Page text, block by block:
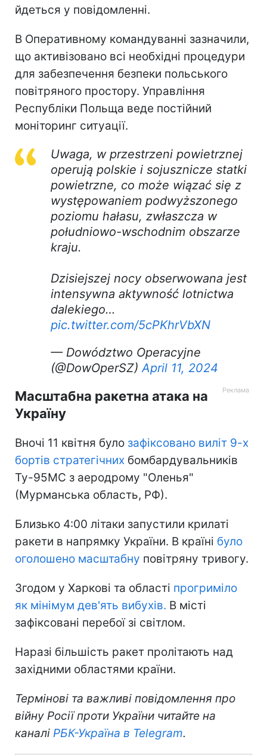
йдеться у повідомленні.
В Оперативному командуванні зазначили,
що активізовано всі необхідні процедури
для забезпечення безпеки польського
повітряного простору. Управління
Республіки Польща веде постійний
моніторинг ситуації.
Uwaga, w przestrzeni powietrznej
operują polskie i sojusznicze statki
powietrzne, co może wiązać się z
występowaniem podwyższonego
poziomu hałasu, zwłaszcza w
południowo-wschodnim obszarze
kraju.
Dzisiejszej nocy obserwowana jest
intensywna aktywność lotnictwa
dalekiego…
pic.twitter.com/5cPKhrVbXN
— Dowództwo Operacyjne
(@DowOperSZ)April 11, 2024
Масштабна ракетна атака на
Україну
Вночі 11 квітня було зафіксовано виліт 9-х
бортів стратегічних бомбардувальників
Ту-95МС з аеродрому "Оленья"
(Мурманська область, РФ).
Близько 4:00 літаки запустили крилаті
ракети в напрямку України. В країні було
оголошено масштабну повітряну тривогу.
Згодом у Харкові та області прогриміло
як мінімум дев'ять вибухів. В місті
зафіксовані перебої зі світлом.
Наразі більшість ракет пролітають над
західними областями країни.
Термінові та важливі повідомлення про
війну Росії проти України читайте на
каналі РБК-Україна в Telegram.